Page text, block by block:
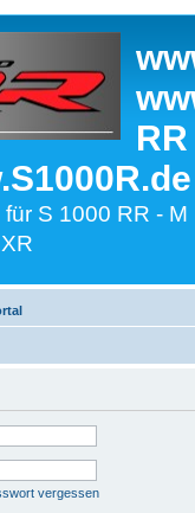
S 1000 RR -
vergessen